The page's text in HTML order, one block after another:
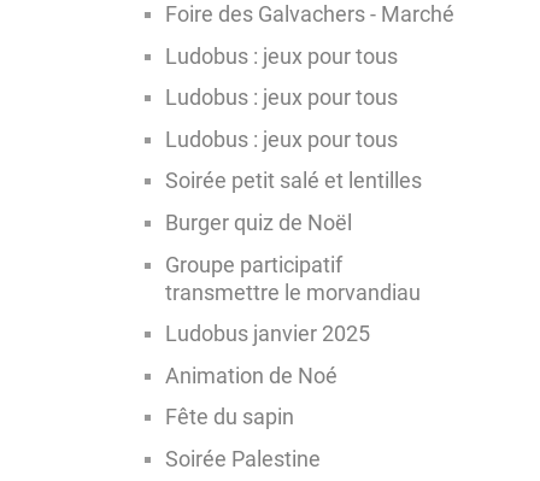
Foire des Galvachers - Marché
Ludobus : jeux pour tous
Ludobus : jeux pour tous
Ludobus : jeux pour tous
Soirée petit salé et lentilles
Burger quiz de Noël
Groupe participatif
transmettre le morvandiau
Ludobus janvier 2025
Animation de Noé
Fête du sapin
Soirée Palestine